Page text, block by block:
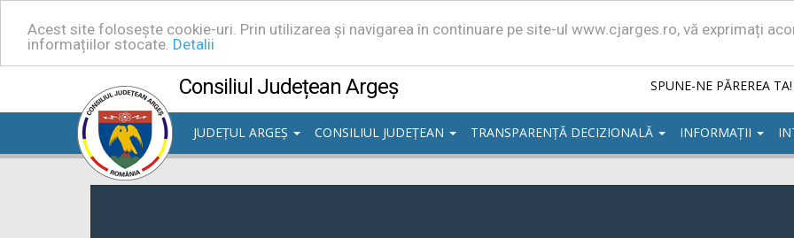
Acest site folosește cookie-uri. Prin utilizarea și navigarea în continuare pe site-ul www.cjarges.ro, vă exprimați
informațiilor stocate. Detalii
Consiliul Județean Argeș SPUNE-NE PĂREREA TA!
JUDEȚUL ARGEȘ
CONSILIUL JUDEȚEAN TRANSPARENȚĂ DECIZIONALĂ INFORMAȚII